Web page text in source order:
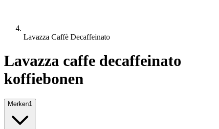
Lavazza Caffè Decaffeinato
Lavazza caffe decaffeinato
koffiebonen
Merken1